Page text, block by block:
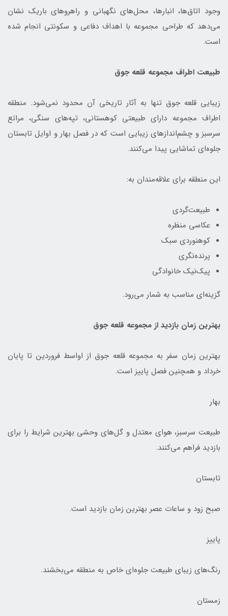
وجود اتاق‌ها، انبارها، محل‌های نگهبانی و راهروهای باریک نشان
می‌دهد که طراحی مجموعه با اهداف دفاعی و سکونتی انجام شده
است.
طبیعت اطراف مجموعه قلعه جوق
زیبایی قلعه جوق تنها به آثار تاریخی آن محدود نمی‌شود. منطقه
اطراف مجموعه دارای طبیعتی کوهستانی، تپه‌های سنگی، مراتع
سرسبز و چشم‌اندازهای زیبایی است که در فصل بهار و اوایل تابستان
جلوه‌ای تماشایی پیدا می‌کنند.
این منطقه برای علاقه‌مندان به:
طبیعت‌گردی
عکاسی منظره
کوهنوردی سبک
پرنده‌نگری
پیک‌نیک خانوادگی
گزینه‌ای مناسب به شمار می‌رود.
بهترین زمان بازدید از مجموعه قلعه جوق
بهترین زمان سفر به مجموعه قلعه جوق از اواسط فروردین تا پایان
خرداد و همچنین فصل پاییز است.
بهار
طبیعت سرسبز، هوای معتدل و گل‌های وحشی بهترین شرایط را برای
بازدید فراهم می‌کنند.
تابستان
صبح زود و ساعات عصر بهترین زمان بازدید است.
پاییز
رنگ‌های زیبای طبیعت جلوه‌ای خاص به منطقه می‌بخشند.
زمستان